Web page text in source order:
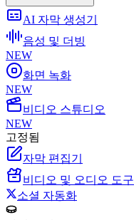
AI 자막 생성기
음성 및 더빙
NEW
화면 녹화
NEW
비디오 스튜디오
NEW
고정됨
자막 편집기
비디오 및 오디오 도구
소셜 자동화